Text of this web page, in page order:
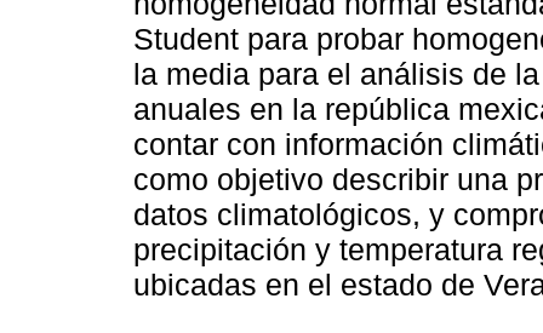
Student para probar
la media para el análisis de
anuales en la república
contar con información
como objetivo describir una
datos climatológicos, y
precipitación y temperatura
ubicadas en el estado de